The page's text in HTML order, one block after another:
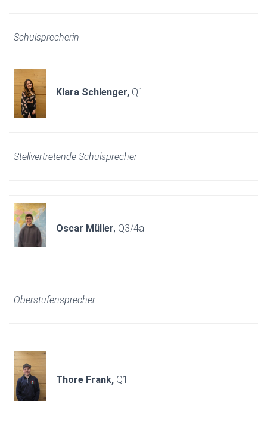
Schulsprecherin
Klara Schlenger, Q1
Stellvertretende Schulsprecher
Oscar Müller, Q3/4a
Oberstufensprecher
Thore Frank, Q1